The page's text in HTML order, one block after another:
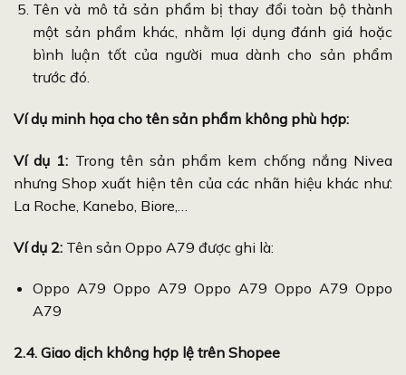
Tên và mô tả sản phẩm bị thay đổi toàn bộ thành
một sản phẩm khác, nhằm lợi dụng đánh giá hoặc
bình luận tốt của người mua dành cho sản phẩm
trước đó.
Ví dụ minh họa cho tên sản phẩm không phù hợp:
Ví dụ 1: Trong tên sản phẩm kem chống nắng Nivea
nhưng Shop xuất hiện tên của các nhãn hiệu khác như:
La Roche, Kanebo, Biore,…
Ví dụ 2: Tên sản Oppo A79 được ghi là:
Oppo A79 Oppo A79 Oppo A79 Oppo A79 Oppo
A79
2.4. Giao dịch không hợp lệ trên Shopee